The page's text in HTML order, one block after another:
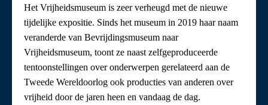
Het Vrijheidsmuseum is zeer verheugd met de nieuwe
tijdelijke expositie. Sinds het museum in 2019 haar naam
veranderde van Bevrijdingsmuseum naar
Vrijheidsmuseum, toont ze naast zelfgeproduceerde
tentoonstellingen over onderwerpen gerelateerd aan de
Tweede Wereldoorlog ook producties van anderen over
vrijheid door de jaren heen en vandaag de dag.